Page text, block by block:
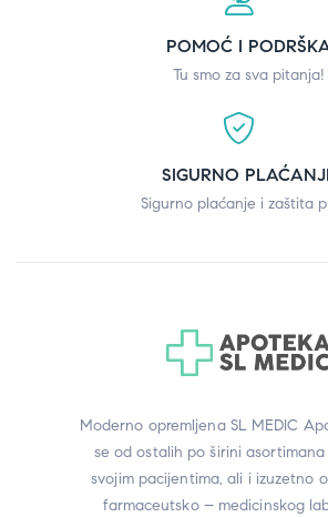
POMOĆ I
Tu smo za sva pitanja!
SIGURNO
Sigurno plaćanje i zaštita
Moderno opremljena SL MEDIC
se od ostalih po širini
svojim pacijentima, ali i izuzetno
farmaceutsko – medicinskog